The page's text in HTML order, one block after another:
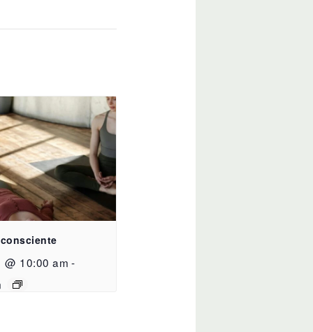
@ 10:00 am -